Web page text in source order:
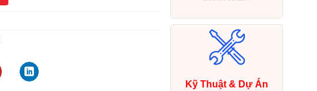
Kỹ Thuật & Dự Án